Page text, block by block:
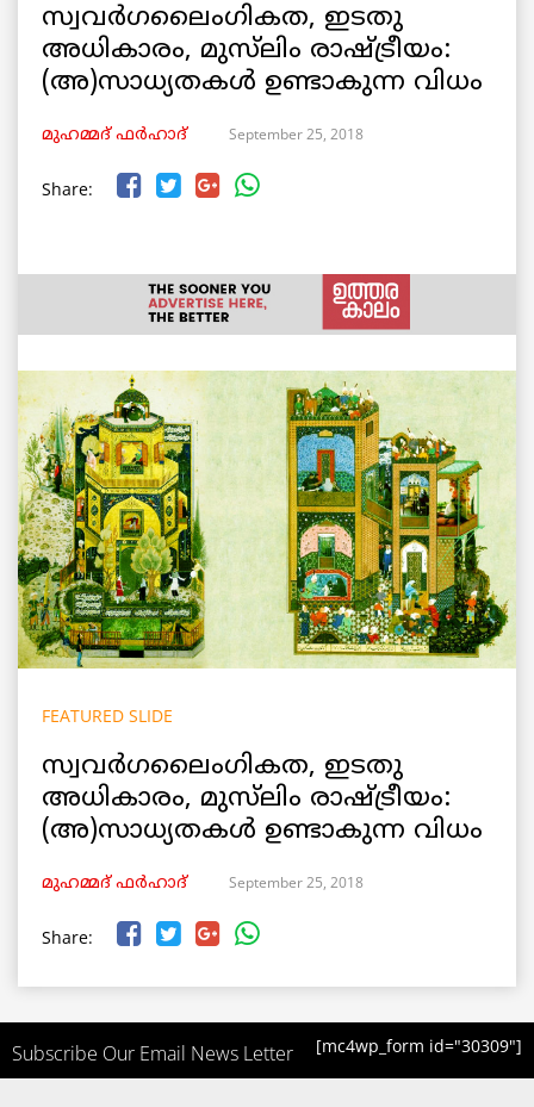
സ്വവർഗലൈംഗികത, ഇടതു
അധികാരം, മുസ്‌ലിം രാഷ്ട്രീയം:
(അ)സാധ്യതകൾ ഉണ്ടാകുന്ന വിധം
മുഹമ്മദ് ഫർഹാദ് September 25, 2018
Share:
FEATURED SLIDE
സ്വവർഗലൈംഗികത, ഇടതു
അധികാരം, മുസ്‌ലിം രാഷ്ട്രീയം:
(അ)സാധ്യതകൾ ഉണ്ടാകുന്ന വിധം
മുഹമ്മദ് ഫർഹാദ് September 25, 2018
Share:
Subscribe Our Email News Letter [mc4wp_form id="30309"]